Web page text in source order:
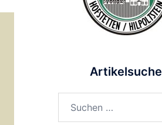
Artikelsuche